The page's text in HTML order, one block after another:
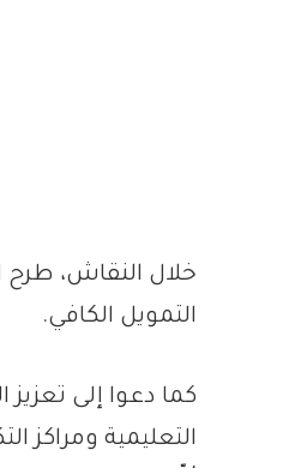
خلال النقاش،
التمويل الكافي.
كما دعوا إلى
التعليمية ومراكز